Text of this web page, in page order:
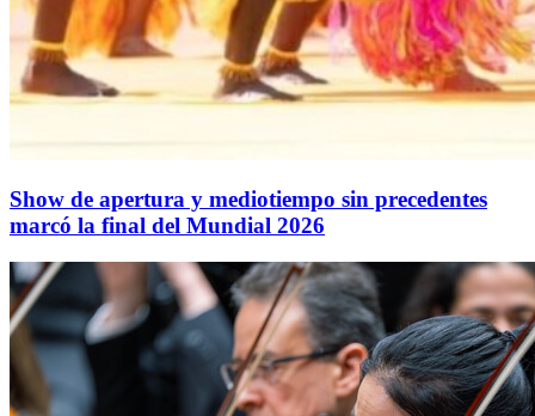
Show de apertura y mediotiempo sin precedentes
marcó la final del Mundial 2026